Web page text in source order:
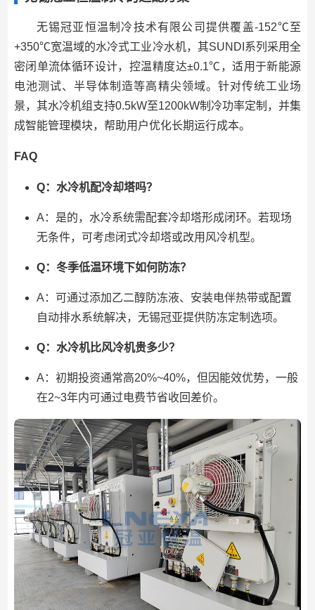
无锡冠亚恒温制冷技术有限公司提供覆盖-152℃至
+350℃宽温域的水冷式工业冷水机，其SUNDI系列采用全
密闭单流体循环设计，控温精度达±0.1℃，适用于新能源
电池测试、半导体制造等高精尖领域。针对传统工业场
景，其水冷机组支持0.5kW至1200kW制冷功率定制，并集
成智能管理模块，帮助用户优化长期运行成本。
FAQ
Q：水冷机配冷却塔吗？
A：是的，水冷系统需配套冷却塔形成闭环。若现场
无条件，可考虑闭式冷却塔或改用风冷机型。
Q：冬季低温环境下如何防冻？
A：可通过添加乙二醇防冻液、安装电伴热带或配置
自动排水系统解决，无锡冠亚提供防冻定制选项。
Q：水冷机比风冷机贵多少？
A：初期投资通常高20%~40%，但因能效优势，一般
在2~3年内可通过电费节省收回差价。